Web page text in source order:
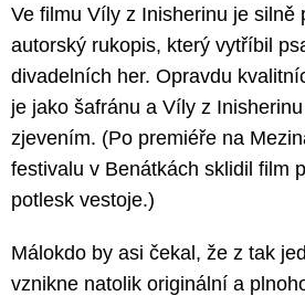
Ve filmu Víly z Inisherinu je silně
autorský rukopis, který vytříbil
divadelních her. Opravdu
je jako šafránu a Víly z
zjevením. (Po premiéře na
festivalu v Benátkách sklidil film
potlesk vestoje.)
Málokdo by asi čekal, že z tak
vznikne natolik originální a